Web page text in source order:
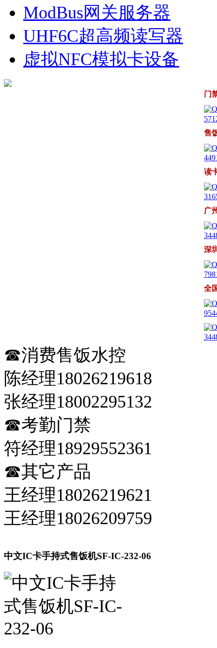
ModBus网关服务器
UHF6C超高频读写器
虚拟NFC模拟卡设备
门
售
读
广
深
全
☎消费售饭水控
陈经理18026219618
张经理18002295132
☎考勤门禁
符经理18929552361
☎其它产品
王经理18026219621
王经理18026209759
中文IC卡手持式售饭机SF-IC-232-06